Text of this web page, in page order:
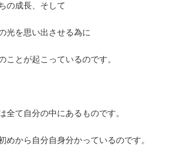
の成長、そして
光を思い出させる為に
ことが起こっているのです。
全て自分の中にあるものです。
めから自分自身分かっているのです。